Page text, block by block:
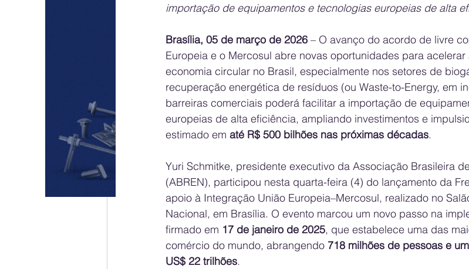
importação de equipamentos e tecnologias europeias de alta
Brasília, 05 de março de 2026 – O avanço do acordo de livre
Europeia e o Mercosul abre novas oportunidades para
economia circular no Brasil, especialmente nos setores de
recuperação energética de resíduos (ou Waste-to-Energy, em
barreiras comerciais poderá facilitar a importação de
europeias de alta eficiência, ampliando investimentos e
estimado em até R$ 500 bilhões nas próximas décadas.
Yuri Schmitke, presidente executivo da Associação Brasileira
(ABREN), participou nesta quarta-feira (4) do lançamento da
apoio à Integração União Europeia–Mercosul, realizado no
Nacional, em Brasília. O evento marcou um novo passo na
firmado em 17 de janeiro de 2025, que estabelece uma das
comércio do mundo, abrangendo 718 milhões de pessoas e
US$ 22 trilhões.